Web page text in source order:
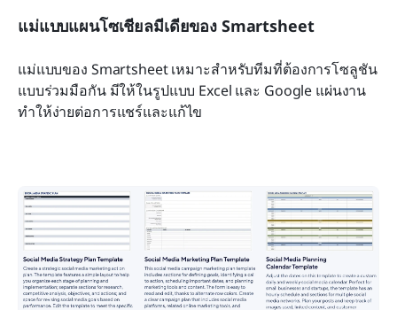
แม่แบบแผนโซเชียลมีเดียของ Smartsheet
แม่แบบของ Smartsheet เหมาะสำหรับทีมที่ต้องการโซลูชัน
แบบร่วมมือกัน มีให้ในรูปแบบ Excel และ Google แผ่นงาน
ทำให้ง่ายต่อการแชร์และแก้ไข